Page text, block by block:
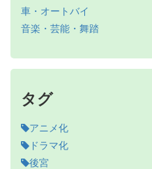
車・オートバイ
音楽・芸能・舞踏
タグ
アニメ化
ドラマ化
後宮